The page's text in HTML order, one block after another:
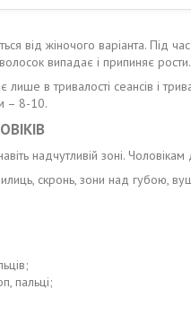
від жіночого варіанта. Під
випадає і припиняє
лише в тривалості сеансів і
– 8-10.
надчутливій зоні. Чоловікам
скронь, зони над губою,
пальці;